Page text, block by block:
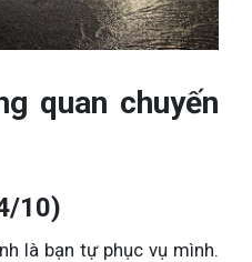
quan chuyến
10)
là bạn tự phục vụ mình.